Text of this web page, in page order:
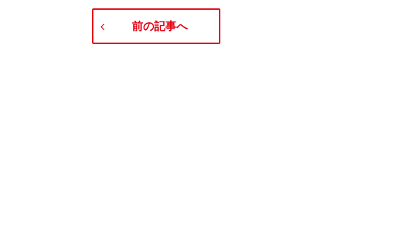
前の記事へ